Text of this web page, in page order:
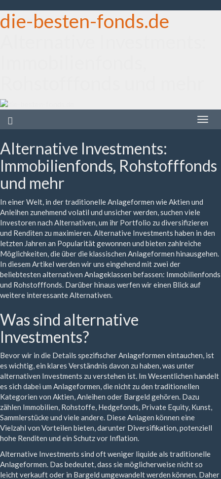
die-besten-fonds.de
Toggle
Alternative Investments:
Immobilienfonds, Rohstofffonds
und mehr
In einer Welt, in der traditionelle Anlageformen wie Aktien und
Anleihen zunehmend volatil und unsicher werden, suchen viele
Investoren nach Alternativen, um ihr Portfolio zu diversifizieren
und Renditen zu maximieren. Alternative Investments haben in den
letzten Jahren an Popularität gewonnen und bieten zahlreiche
Möglichkeiten, die über die klassischen Anlageformen hinausgehen.
In diesem Artikel werden wir uns eingehend mit zwei der
beliebtesten alternativen Anlageklassen befassen: Immobilienfonds
und Rohstofffonds. Darüber hinaus werfen wir einen Blick auf
weitere interessante Alternativen.
Was sind alternative
Investments?
Bevor wir in die Details spezifischer Anlageformen eintauchen, ist
es wichtig, ein klares Verständnis davon zu haben, was unter
alternativen Investments zu verstehen ist. Im Wesentlichen handelt
es sich dabei um Anlageformen, die nicht zu den traditionellen
Kategorien von Aktien, Anleihen oder Bargeld gehören. Dazu
zählen Immobilien, Rohstoffe, Hedgefonds, Private Equity, Kunst,
Sammlerstücke und viele andere. Diese Anlagen können eine
Vielzahl von Vorteilen bieten, darunter Diversifikation, potenziell
hohe Renditen und ein Schutz vor Inflation.
Alternative Investments sind oft weniger liquide als traditionelle
Anlageformen. Das bedeutet, dass sie möglicherweise nicht so
leicht verkauft oder in Bargeld umgewandelt werden können. Daher